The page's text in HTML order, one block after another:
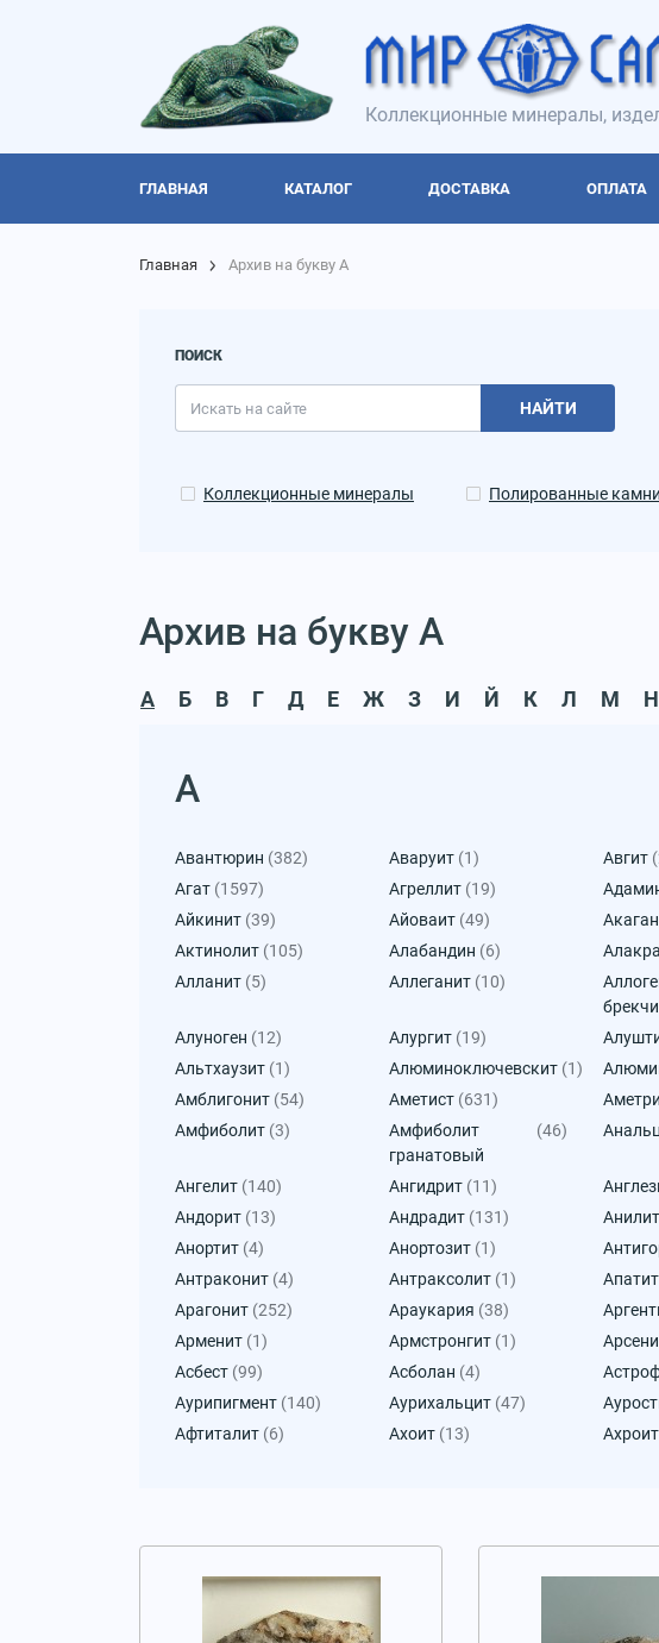
Коллекционные минералы,
ГЛАВНАЯ КАТАЛОГ ДОСТАВКА ОПЛАТА
Главная Архив на букву А
ПОИСК
НАЙТИ
Коллекционные минералы Полированные камни
Архив на букву А
А Б В Г Д Е Ж З И Й К Л М Н
А
Авантюрин (382) Аваруит (1) Авгит
Агат (1597) Агреллит (19)
Айкинит (39) Айоваит (49)
Актинолит (105) Алабандин (6)
Алланит (5) Аллеганит (10)
Алуноген (12) Алургит (19)
Альтхаузит (1) Алюминоключевскит (1)
Амблигонит (54) Аметист (631)
Амфиболит (3)
Амфиболит
гранатовый
(46)
Ангелит (140) Ангидрит (11)
Андорит (13) Андрадит (131) Анилит
Анортит (4) Анортозит (1)
Антраконит (4) Антраксолит (1) Апатит
Арагонит (252) Араукария (38)
Арменит (1) Армстронгит (1)
Асбест (99) Асболан (4)
Аурипигмент (140) Аурихальцит (47)
Афтиталит (6) Ахоит (13) Ахроит